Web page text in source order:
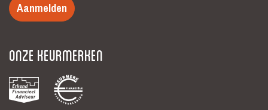
Aanmelden
Onze keurmerken